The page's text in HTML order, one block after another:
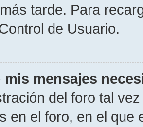
tarde. Para
de Usuario.
mis mensajes
del foro tal
en el foro, en el